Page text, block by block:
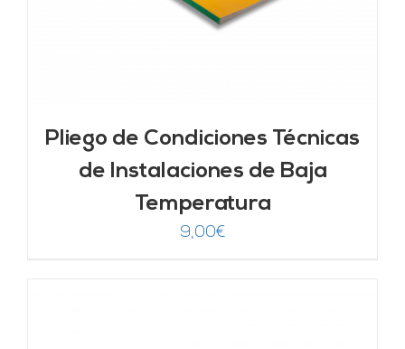
Pliego de Condiciones Técnicas
de Instalaciones de Baja
Temperatura
9,00€